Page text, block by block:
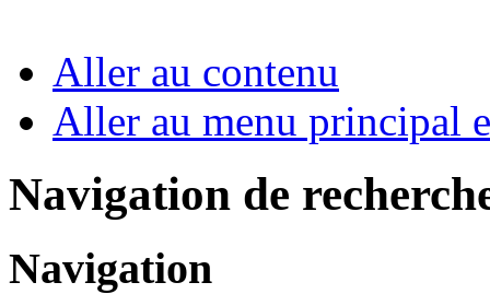
Aller au contenu
Aller au menu principal
Navigation de
Navigation